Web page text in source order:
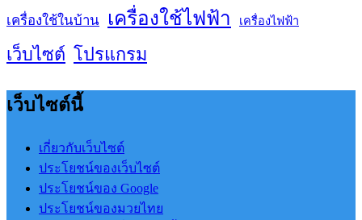
เครื่องใช้ในบ้าน เครื่องใช้ไฟฟ้า เครื่องไฟฟ้า
เว็บไซต์ โปรแกรม
เว็บไซต์นี้
เกี่ยวกับเว็บไซต์
ประโยชน์ของเว็บไซต์
ประโยชน์ของ Google
ประโยชน์ของมวยไทย